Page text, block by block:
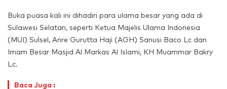
Buka puasa kali ini dihadiri para ulama besar yang ada di
Sulawesi Selatan, seperti Ketua Majelis Ulama Indonesia
(MUI) Sulsel, Anre Gurutta Haji (AGH) Sanusi Baco Lc dan
Imam Besar Masjid Al Markas Al Islami, KH Muammar Bakry
Lc.
Baca Juga :